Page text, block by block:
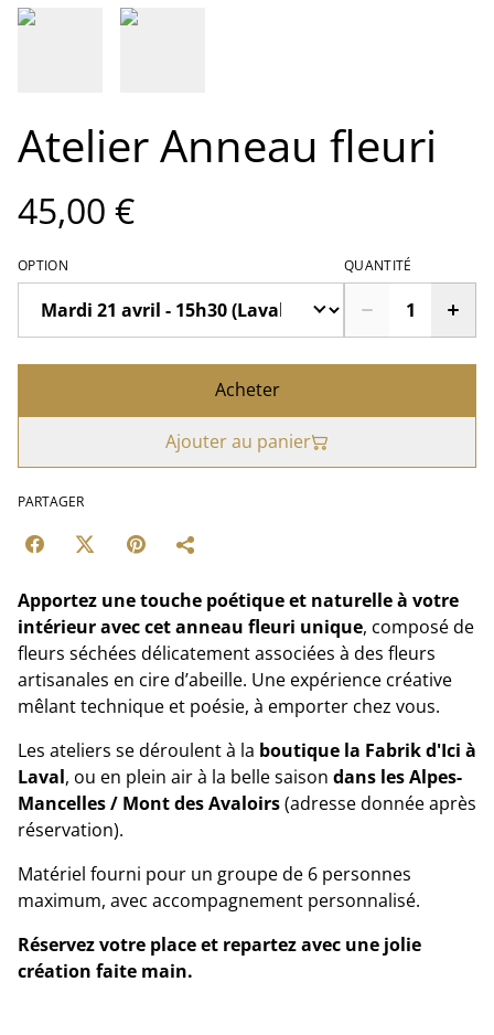
Atelier Anneau fleuri
45,00 €
OPTION QUANTITÉ
Acheter
Ajouter au panier
PARTAGER
Apportez une touche poétique et naturelle à votre
intérieur avec cet anneau fleuri unique, composé de
fleurs séchées délicatement associées à des fleurs
artisanales en cire d’abeille. Une expérience créative
mêlant technique et poésie, à emporter chez vous.
Les ateliers se déroulent à la boutique la Fabrik d'Ici à
Laval, ou en plein air à la belle saison dans les Alpes-
Mancelles/ Mont des Avaloirs(adresse donnée après
réservation).
Matériel fourni pour un groupe de 6 personnes
maximum, avec accompagnement personnalisé.
Réservez votre place et repartez avec une jolie
création faite main.